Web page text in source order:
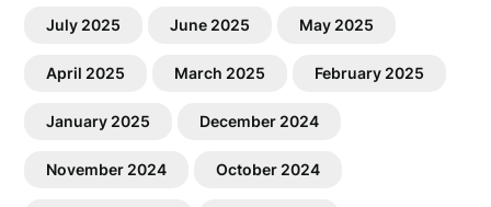
July 2025 June 2025 May 2025
April 2025 March 2025 February 2025
January 2025 December 2024
November 2024 October 2024